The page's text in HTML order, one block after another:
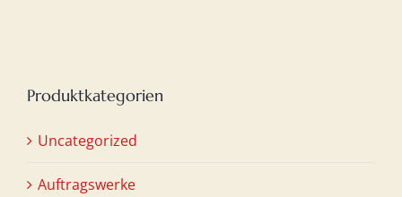
Produktkategorien
Uncategorized
Auftragswerke